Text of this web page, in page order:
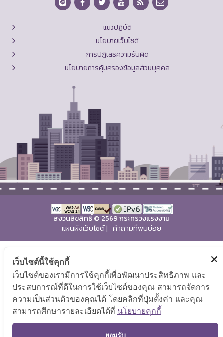
แนวปฏิบัติ
นโยบายเว็บไซต์
การปฏิเสธความรับผิด
นโยบายการคุ้มครองข้อมูลส่วนบุคคล
สงวนลิขสิทธิ์ © 2569 กระทรวงแรงงาน
แผนผังเว็บไซต์| คำถามที่พบบ่อย
TOP
เว็บไซต์นี้ใช้คุกกี้
เว็บไซต์ของเรามีการใช้คุกกี้เพื่อพัฒนาประสิทธิภาพ และ
ประสบการณ์ที่ดีในการใช้เว็บไซต์ของคุณ สามารถจัดการ
ความเป็นส่วนตัวของคุณได้ โดยคลิกที่ปุ่มตั้งค่า และคุณ
สามารถศึกษารายละเอียดได้ที่ นโยบายคุกกี้
ยอมรับ